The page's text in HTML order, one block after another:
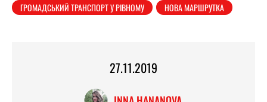
ГРОМАДСЬКИЙ ТРАНСПОРТ У РІВНОМУ
НОВА МАРШРУТКА
27.11.2019